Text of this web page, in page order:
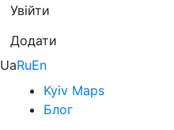
Увійти
Додати
UaRuEn
Kyiv Maps
Блог